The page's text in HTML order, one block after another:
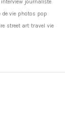
interview journaliste
de vie photos pop
street art travel vie